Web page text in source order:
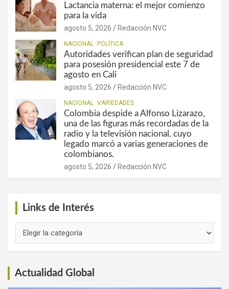
Lactancia materna: el mejor comienzo
para la vida
agosto 5, 2026 Redacción NVC
NACIONAL POLÍTICA
Autoridades verifican plan de seguridad
para posesión presidencial este 7 de
agosto en Cali
agosto 5, 2026 Redacción NVC
NACIONAL VARIEDADES
Colombia despide a Alfonso Lizarazo,
una de las figuras más recordadas de la
radio y la televisión nacional, cuyo
legado marcó a varias generaciones de
colombianos.
agosto 5, 2026 Redacción NVC
Links de Interés
Actualidad Global